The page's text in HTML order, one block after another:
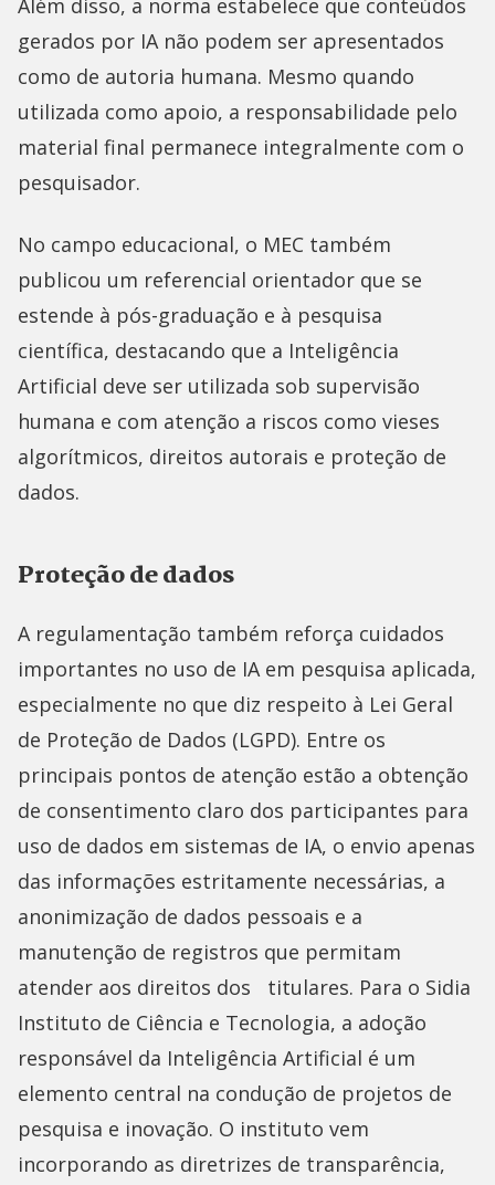
Além disso, a norma estabelece que conteúdos
gerados por IA não podem ser apresentados
como de autoria humana. Mesmo quando
utilizada como apoio, a responsabilidade pelo
material final permanece integralmente com o
pesquisador.
No campo educacional, o MEC também
publicou um referencial orientador que se
estende à pós-graduação e à pesquisa
científica, destacando que a Inteligência
Artificial deve ser utilizada sob supervisão
humana e com atenção a riscos como vieses
algorítmicos, direitos autorais e proteção de
dados.
Proteção de dados
A regulamentação também reforça cuidados
importantes no uso de IA em pesquisa aplicada,
especialmente no que diz respeito à Lei Geral
de Proteção de Dados (LGPD). Entre os
principais pontos de atenção estão a obtenção
de consentimento claro dos participantes para
uso de dados em sistemas de IA, o envio apenas
das informações estritamente necessárias, a
anonimização de dados pessoais e a
manutenção de registros que permitam
atender aos direitos dos titulares. Para o Sidia
Instituto de Ciência e Tecnologia, a adoção
responsável da Inteligência Artificial é um
elemento central na condução de projetos de
pesquisa e inovação. O instituto vem
incorporando as diretrizes de transparência,